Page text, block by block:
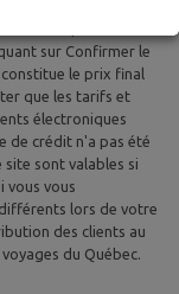
sur Confirmer le
le prix final
que les tarifs et
électroniques
de crédit n'a pas été
site sont valables si
vous vous
lors de votre
des clients au
du Québec.